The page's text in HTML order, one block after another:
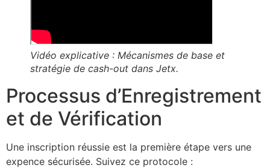
Vidéo explicative : Mécanismes de base et
stratégie de cash-out dans Jetx.
Processus d’Enregistrement
et de Vérification
Une inscription réussie est la première étape vers une
expence sécurisée. Suivez ce protocole :